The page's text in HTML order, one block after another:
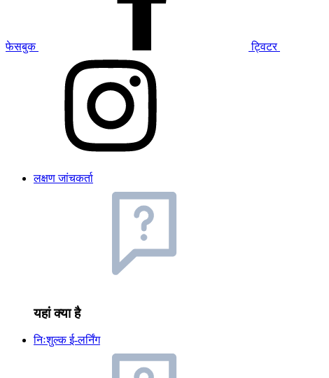
फेसबुक ट्विटर
लक्षण जांचकर्ता
यहां क्या है
निःशुल्क ई-लर्निंग